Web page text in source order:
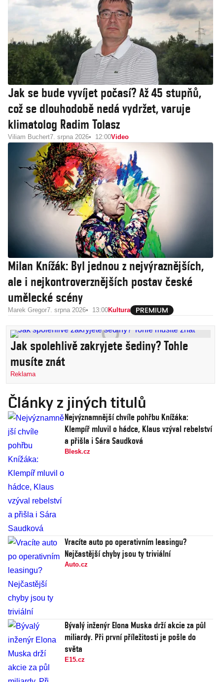
Jak se bude vyvíjet počasí? Až 45 stupňů,
což se dlouhodobě nedá vydržet, varuje
klimatolog Radim Tolasz
Viliam Buchert7. srpna 2026 12:00Video
Milan Knížák: Byl jednou z nejvýraznějších,
ale i nejkontroverznějších postav české
umělecké scény
Marek Gregor7. srpna 2026 13:00Kultura
Jak spolehlivě zakryjete šediny? Tohle
musíte znát
Reklama
Články z jiných titulů
Nejvýznamnější chvíle pohřbu Knížáka:
Klempíř mluvil o hádce, Klaus vzýval rebelství
a přišla i Sára Saudková
Blesk.cz
Vracíte auto po operativním leasingu?
Nejčastější chyby jsou ty triviální
Auto.cz
Bývalý inženýr Elona Muska drží akcie za půl
miliardy. Při první příležitosti je pošle do
světa
E15.cz